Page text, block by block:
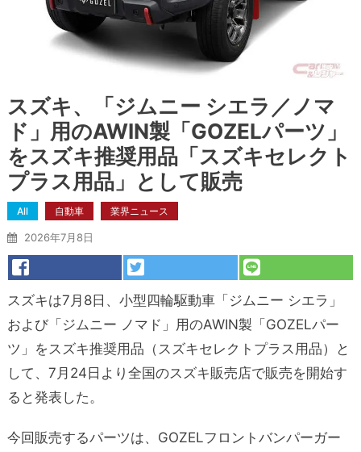
スズキ、「ジムニー シエラ／ノマ
ド」用のAWIN製「GOZELパーツ」
をスズキ推奨用品「スズキセレクト
プラス用品」として販売
All 自動車 業界ニュース
2026年7月8日
スズキは7月8日、小型四輪駆動車「ジムニー シエラ」
および「ジムニー ノマド」用のAWIN製「GOZELパー
ツ」をスズキ推奨用品（スズキセレクトプラス用品）と
して、7月24日より全国のスズキ販売店で販売を開始す
ると発表した。
今回販売するパーツは、GOZELフロントバンパーガー